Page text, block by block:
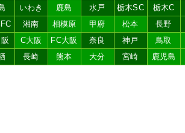
いわき 鹿島 水戸 栃木SC 栃木C
湘南 相模原 甲府 松本 長野
C大阪 FC大阪 奈良 神戸 鳥取
長崎 熊本 大分 宮崎 鹿児島